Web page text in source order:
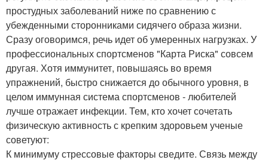
простудных заболеваний ниже по сравнению с
убежденными сторонниками сидячего образа жизни.
Сразу оговоримся, речь идет об умеренных нагрузках. У
профессиональных спортсменов "Карта Риска" совсем
другая. Хотя иммунитет, повышаясь во время
упражнений, быстро снижается до обычного уровня, в
целом иммунная система спортсменов - любителей
лучше отражает инфекции. Тем, кто хочет сочетать
физическую активность с крепким здоровьем ученые
советуют:
К минимуму стрессовые факторы сведите. Связь между